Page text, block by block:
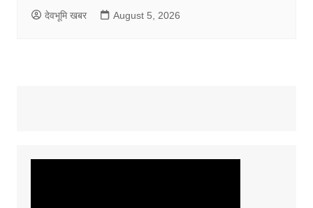
देवभूमि खबर August 5, 2026